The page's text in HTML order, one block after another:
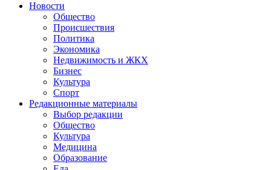
Новости
Общество
Происшествия
Политика
Экономика
Недвижимость и ЖКХ
Бизнес
Культура
Спорт
Редакционные материалы
Выбор редакции
Общество
Культура
Медицина
Образование